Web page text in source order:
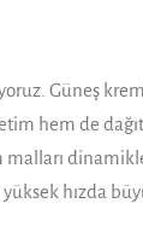
Güneş
hem de
hızda